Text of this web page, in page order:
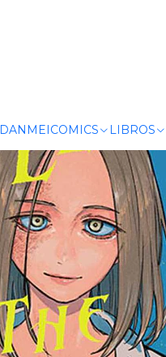
DANMEICOMICS LIBROS